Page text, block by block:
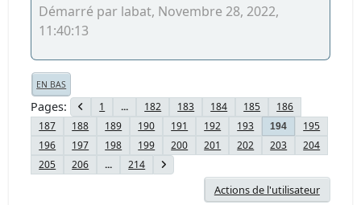
Démarré par labat, Novembre 28, 2022,
11:40:13
EN BAS
Pages 1 ... 182 183 184 185
186
187
188 189 190 191 192 193 194
195
196
197 198 199 200 201 202 203
204
205
206 ... 214
Actions de l'utilisateur